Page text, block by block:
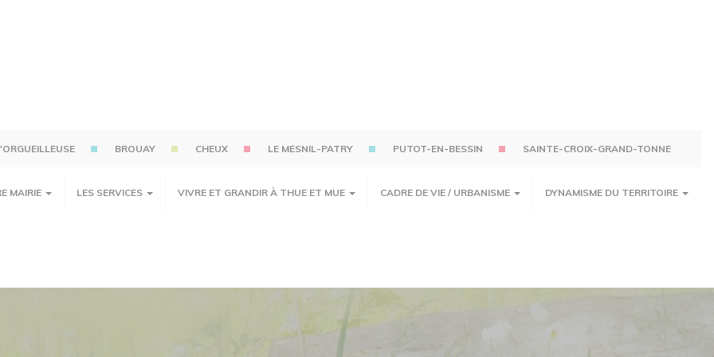
BROUAY CHEUX LE MESNIL-PATRY PUTOT-EN-BESSIN SAINTE-CROIX-GRAND-TONNE
MAIRIE LES SERVICES VIVRE ET GRANDIR À THUE ET MUE CADRE DE VIE / URBANISME DYNAMISME DU TERRITOIRE